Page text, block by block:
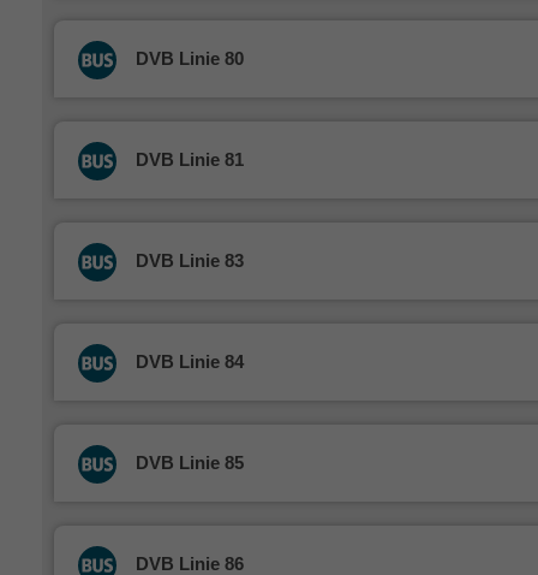
DVB Linie 80
DVB Linie 81
DVB Linie 83
DVB Linie 84
DVB Linie 85
DVB Linie 86